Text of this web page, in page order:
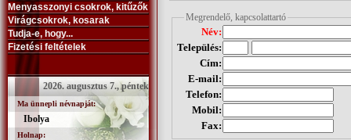
Menyasszonyi csokrok, kitűzők
Virágcsokrok, kosarak
Tudja-e, hogy...
Fizetési feltételek
2026. augusztus 7., péntek
Ma ünnepli névnapját:
Ibolya
Holnap:
Megrendelő, kapcsolattartó
Név:
Település:
Cím:
E-mail:
Telefon:
Mobil:
Fax: